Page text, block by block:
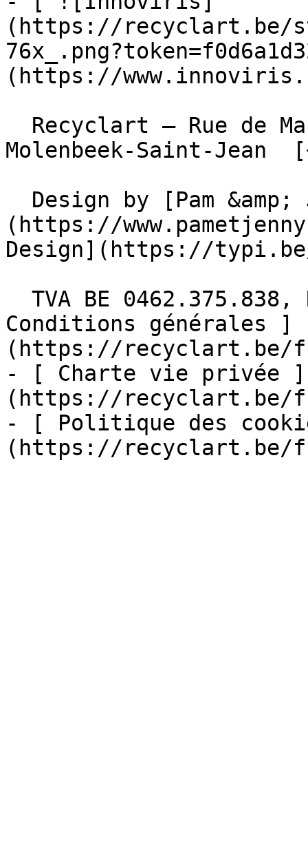
(https://recyclart.be/
(https://
Molenbeek-Saint-
(https://
Design](https://
Conditions générales ]
(https://recyclart.be/
- [ Charte vie privée ]
(https://recyclart.be/
- [ Politique des